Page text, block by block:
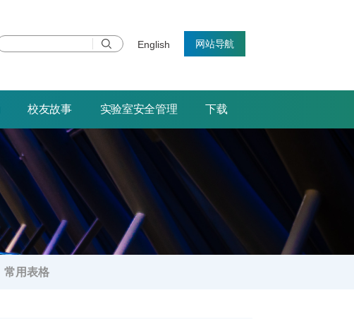
English 网站导航
校友故事 实验室安全管理 下载
常用表格